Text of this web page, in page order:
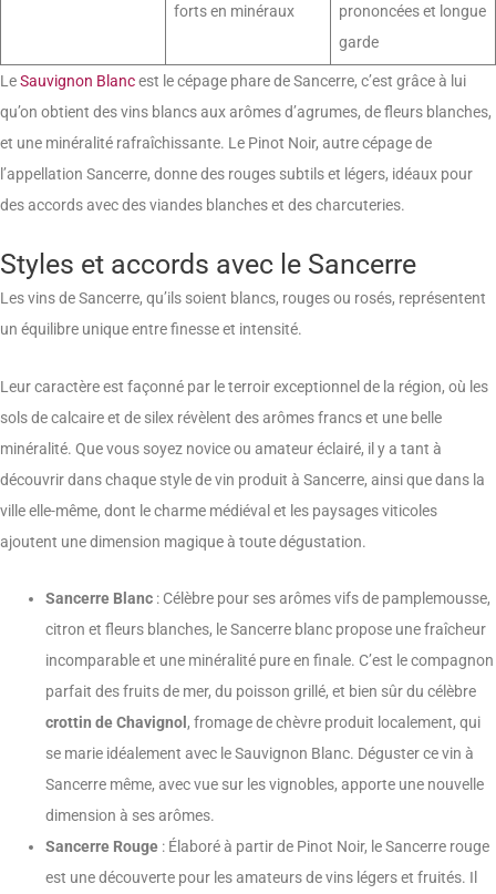
forts en minéraux
prononcées et longue
garde
LeSauvignon Blancest le cépage phare de Sancerre, c’est grâce à lui
qu’on obtient des vins blancs aux arômes d’agrumes, de fleurs blanches,
et une minéralité rafraîchissante. Le Pinot Noir, autre cépage de
l’appellation Sancerre, donne des rouges subtils et légers, idéaux pour
des accords avec des viandes blanches et des charcuteries.
Styles et accords avec le Sancerre
Les vins de Sancerre, qu’ils soient blancs, rouges ou rosés, représentent
un équilibre unique entre finesse et intensité.
Leur caractère est façonné par le terroir exceptionnel de la région, où les
sols de calcaire et de silex révèlent des arômes francs et une belle
minéralité. Que vous soyez novice ou amateur éclairé, il y a tant à
découvrir dans chaque style de vin produit à Sancerre, ainsi que dans la
ville elle-même, dont le charme médiéval et les paysages viticoles
ajoutent une dimension magique à toute dégustation.
Sancerre Blanc : Célèbre pour ses arômes vifs de pamplemousse,
citron et fleurs blanches, le Sancerre blanc propose une fraîcheur
incomparable et une minéralité pure en finale. C’est le compagnon
parfait des fruits de mer, du poisson grillé, et bien sûr du célèbre
crottin de Chavignol , fromage de chèvre produit localement, qui
se marie idéalement avec le Sauvignon Blanc. Déguster ce vin à
Sancerre même, avec vue sur les vignobles, apporte une nouvelle
dimension à ses arômes.
Sancerre Rouge : Élaboré à partir de Pinot Noir, le Sancerre rouge
est une découverte pour les amateurs de vins légers et fruités. Il